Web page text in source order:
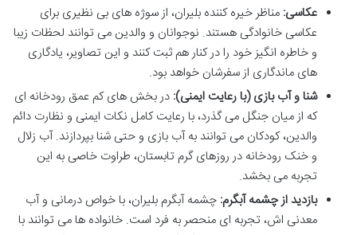
عکاسی: مناظر خیره کننده بلیران، از سوژه های بی نظیری برای
عکاسی خانوادگی هستند. نوجوانان و والدین می توانند لحظات زیبا
و خاطره انگیز خود را در کنار هم ثبت کنند و این تصاویر، یادگاری
های ماندگاری از سفرشان خواهد بود.
شنا و آب بازی (با رعایت ایمنی): در بخش های کم عمق رودخانه ای
که از میان جنگل می گذرد، با رعایت کامل نکات ایمنی و نظارت دائم
والدین، کودکان می توانند به آب بازی و حتی شنا بپردازند. آب زلال
و خنک رودخانه در روزهای گرم تابستان، طراوت خاصی به این
تجربه می بخشد.
بازدید از چشمه آبگرم: چشمه آبگرم بلیران، با خواص درمانی و آب
معدنی اش، تجربه ای منحصر به فرد است. خانواده ها می توانند با